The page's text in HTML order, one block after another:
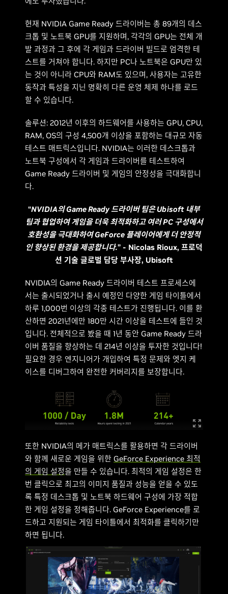
현재 NVIDIA Game Ready 드라이버는 총 89개의 데스
크톱 및 노트북 GPU를 지원하며, 각각의 GPU는 전체 개
발 과정과 그 후에 각 게임과 드라이버 빌드로 엄격한 테
스트를 거쳐야 합니다. 하지만 PC나 노트북은 GPU만 있
는 것이 아니라 CPU와 RAM도 있으며, 사용자는 고유한
동작과 특성을 지닌 명확히 다른 운영 체제 하나를 로드
할 수 있습니다.
솔루션: 2012년 이후의 하드웨어를 사용하는 GPU, CPU,
RAM, OS의 구성 4,500개 이상을 포함하는 대규모 자동
테스트 매트릭스입니다. NVIDIA는 이러한 데스크톱과
노트북 구성에서 각 게임과 드라이버를 테스트하여
Game Ready 드라이버 및 게임의 안정성을 극대화합니
다.
“NVIDIA의 Game Ready 드라이버 팀은 Ubisoft 내부
팀과 협업하여 게임을 더욱 최적화하고 여러 PC 구성에서
호환성을 극대화하여 GeForce 플레이어에게 더 안정적
인 향상된 환경을 제공합니다.” - Nicolas Rioux, 프로덕
션 기술 글로벌 담당 부사장, Ubisoft
NVIDIA의 Game Ready 드라이버 테스트 프로세스에
서는 출시되었거나 출시 예정인 다양한 게임 타이틀에서
하루 1,000번 이상의 각종 테스트가 진행됩니다. 이를 환
산하면 2021년에만 180만 시간 이상을 테스트에 들인 것
입니다. 전체적으로 봤을 때 1년 동안 Game Ready 드라
이버 품질을 향상하는 데 214년 이상을 투자한 것입니다!
필요한 경우 엔지니어가 개입하여 특정 문제와 엣지 케
이스를 디버그하여 완전한 커버리지를 보장합니다.
또한 NVIDIA의 메가 매트릭스를 활용하면 각 드라이버
와 함께 새로운 게임을 위한 GeForce Experience 최적
의 게임 설정을 만들 수 있습니다. 최적의 게임 설정은 한
번 클릭으로 최고의 이미지 품질과 성능을 얻을 수 있도
록 특정 데스크톱 및 노트북 하드웨어 구성에 가장 적합
한 게임 설정을 정해줍니다. GeForce Experience를 로
드하고 지원되는 게임 타이틀에서 최적화를 클릭하기만
하면 됩니다.